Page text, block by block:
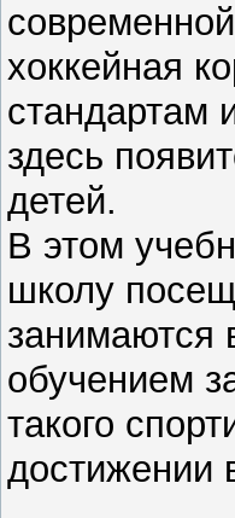
хоккейная
стандартам
здесь
детей.
В этом
школу
занимаются
обучением
такого
достижении